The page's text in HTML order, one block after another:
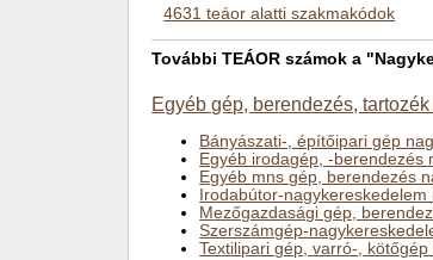
4631 teáor alatti szakmakódok
További TEÁOR számok a
Egyéb gép, berendezés,
Bányászati-, építőipari gép
Egyéb irodagép, -berendezés
Egyéb mns gép, berendezés
Irodabútor-nagykereskedelem
Mezőgazdasági gép,
Szerszámgép-
Textilipari gép, varró-,